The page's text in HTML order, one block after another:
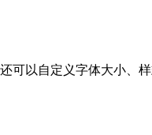
可以自定义字体大小、